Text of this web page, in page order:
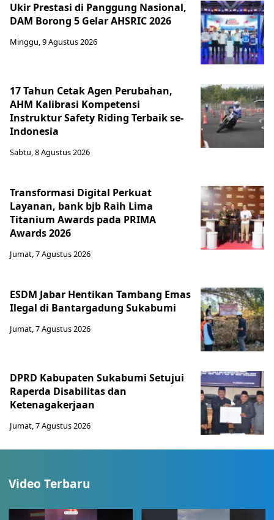
Ukir Prestasi di Panggung Nasional,
DAM Borong 5 Gelar AHSRIC 2026
Minggu, 9 Agustus 2026
17 Tahun Cetak Agen Perubahan,
AHM Kalibrasi Kompetensi
Instruktur Safety Riding Terbaik se-
Indonesia
Sabtu, 8 Agustus 2026
Transformasi Digital Perkuat
Layanan, bank bjb Raih Lima
Titanium Awards pada PRIMA
Awards 2026
Jumat, 7 Agustus 2026
ESDM Jabar Hentikan Tambang Emas
Ilegal di Bantargadung Sukabumi
Jumat, 7 Agustus 2026
DPRD Kabupaten Sukabumi Setujui
Raperda Disabilitas dan
Ketenagakerjaan
Jumat, 7 Agustus 2026
Video Terbaru